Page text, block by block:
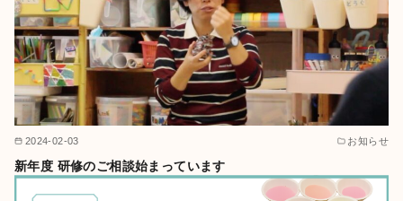
2024-02-03 お知らせ
新年度 研修のご相談始まっています